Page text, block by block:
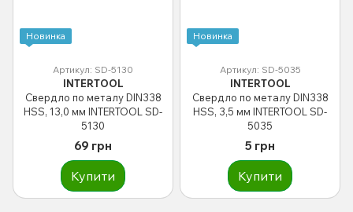
Новинка
Артикул: SD-5130
INTERTOOL
Свердло по металу DIN338
HSS, 13,0 мм INTERTOOL SD-
5130
69 грн
Купити
Новинка
Артикул: SD-5035
INTERTOOL
Свердло по металу DIN338
HSS, 3,5 мм INTERTOOL SD-
5035
5 грн
Купити